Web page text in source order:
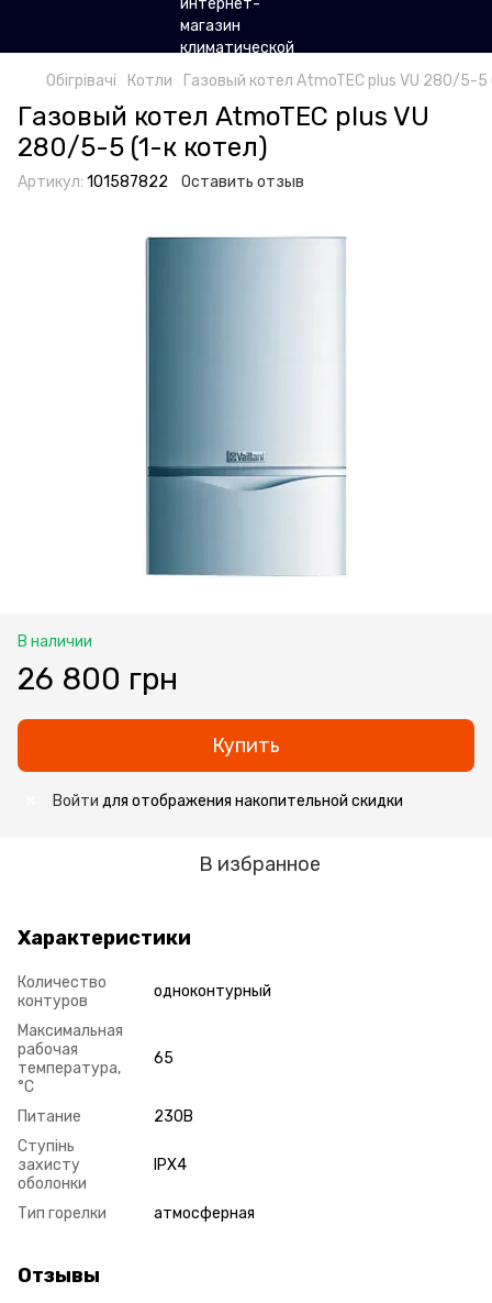
Обігрівачі Котли Газовый котел AtmoTEC plus VU 280/5-5
Газовый котел AtmoTEC plus VU
280/5-5 (1-к котел)
Артикул: 101587822 Оставить отзыв
В наличии
26 800 грн
Купить
Войти для отображения накопительной скидки
В избранное
Характеристики
Количество
контуров
одноконтурный
Максимальная
рабочая
температура,
°С
65
Питание
230В
Ступінь
захисту
оболонки
IPX4
Тип горелки атмосферная
Отзывы